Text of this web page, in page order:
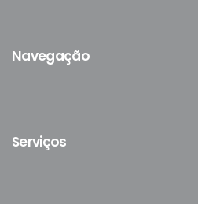
Navegação
Serviços